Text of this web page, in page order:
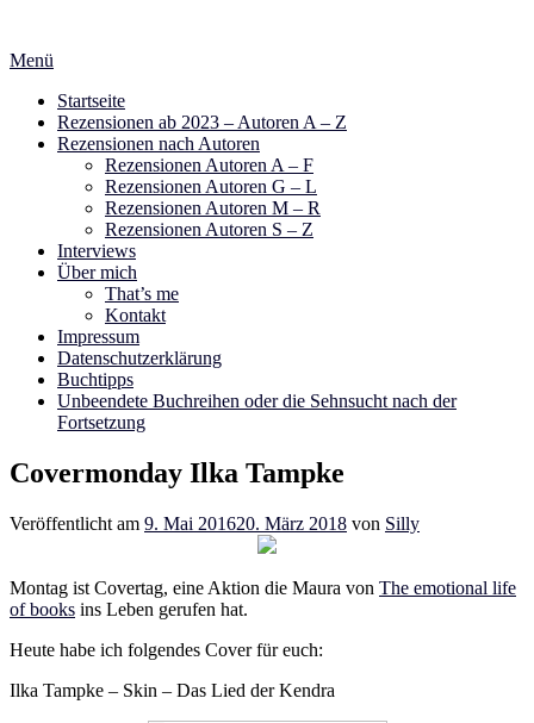
springen
Menü
Startseite
Rezensionen ab 2023 – Autoren A – Z
Rezensionen nach Autoren
Rezensionen Autoren A – F
Rezensionen Autoren G – L
Rezensionen Autoren M – R
Rezensionen Autoren S – Z
Interviews
Über mich
That’s me
Kontakt
Impressum
Datenschutzerklärung
Buchtipps
Unbeendete Buchreihen oder die Sehnsucht nach der
Fortsetzung
Covermonday Ilka Tampke
Veröffentlicht am 9. Mai 201620. März 2018 von Silly
Montag ist Covertag, eine Aktion die Maura von The emotional life
of books ins Leben gerufen hat.
Heute habe ich folgendes Cover für euch:
Ilka Tampke – Skin – Das Lied der Kendra